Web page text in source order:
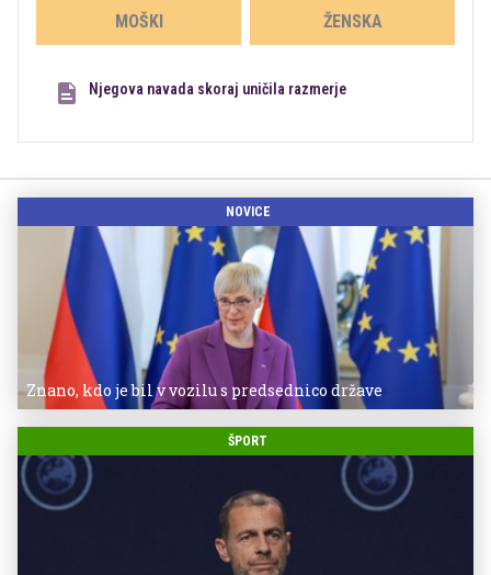
MOŠKI ŽENSKA
Njegova navada skoraj uničila razmerje
NOVICE
Znano, kdo je bil v vozilu s predsednico države
ŠPORT